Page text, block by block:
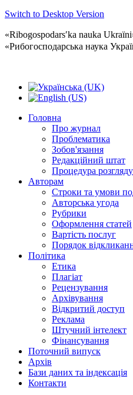
Switch to Desktop Version
«Ribogospodarsʹka nauka
«Рибогосподарська наука
Головна
Про журнал
Проблематика
Зобов'язання
Редакційний штат
Процедура
Авторам
Строки та умови
Авторська угода
Рубрики
Оформлення статей
Вартість послуг
Порядок
Політика
Етика
Плагіат
Рецензування
Архівування
Відкритий доступ
Реклама
Штучний інтелект
Фінансування
Поточний випуск
Архів
Бази даних та індексація
Контакти